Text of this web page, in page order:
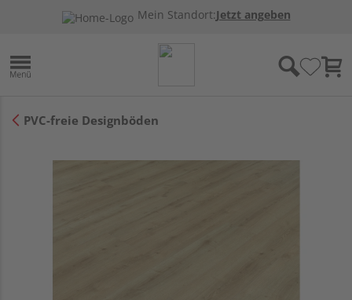
Mein Standort:Jetzt angeben
PVC-freie Designböden